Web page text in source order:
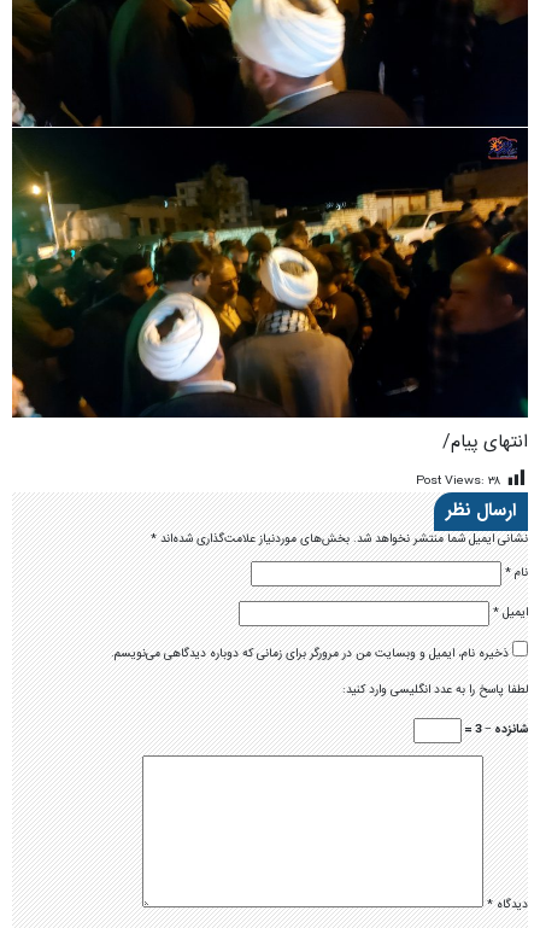
انتهای پیام/
Post Views: ۳۸
ارسال نظر
نشانی ایمیل شما منتشر نخواهد شد.بخش‌های موردنیاز علامت‌گذاری شده‌اند*
نام*
ایمیل*
ذخیره نام، ایمیل و وبسایت من در مرورگر برای زمانی که دوباره دیدگاهی می‌نویسم.
لطفا پاسخ را به عدد انگلیسی وارد کنید:
شانزده − 3 =
دیدگاه*